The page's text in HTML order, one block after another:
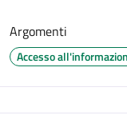
Argomenti
Accesso